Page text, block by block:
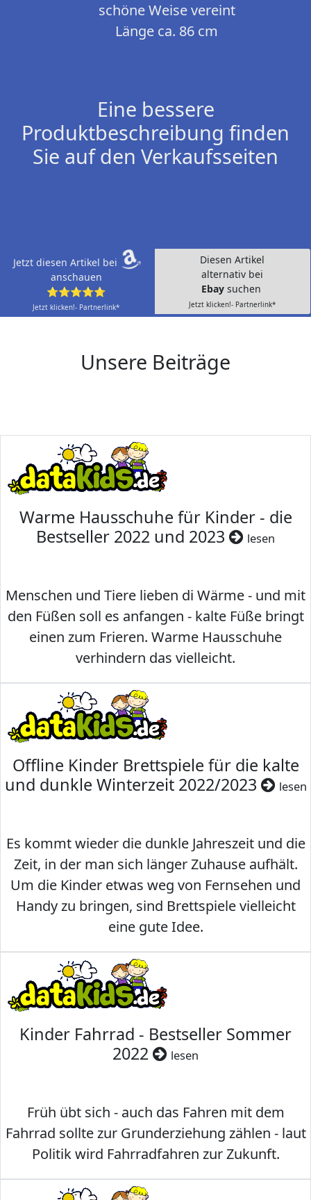
schöne Weise vereint
Länge ca. 86 cm
Eine bessere
Produktbeschreibung finden
Sie auf den Verkaufsseiten
Jetzt diesen Artikel bei
anschauen
⭐⭐⭐⭐⭐
Jetzt klicken!- Partnerlink*
Diesen Artikel
alternativ bei
Ebay suchen
Jetzt klicken!- Partnerlink*
Unsere Beiträge
Warme Hausschuhe für Kinder - die
Bestseller 2022 und 2023
lesen
Menschen und Tiere lieben di Wärme - und mit
den Füßen soll es anfangen - kalte Füße bringt
einen zum Frieren. Warme Hausschuhe
verhindern das vielleicht.
Offline Kinder Brettspiele für die kalte
und dunkle Winterzeit 2022/2023
lesen
Es kommt wieder die dunkle Jahreszeit und die
Zeit, in der man sich länger Zuhause aufhält.
Um die Kinder etwas weg von Fernsehen und
Handy zu bringen, sind Brettspiele vielleicht
eine gute Idee.
Kinder Fahrrad - Bestseller Sommer
2022
lesen
Früh übt sich - auch das Fahren mit dem
Fahrrad sollte zur Grunderziehung zählen - laut
Politik wird Fahrradfahren zur Zukunft.